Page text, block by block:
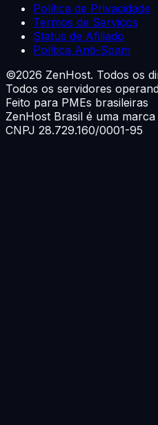
Política de Privacidade
Termos de Serviços
Status de Afiliado
Política Anti-Spam
©2026 ZenHost. Todos os
Todos os servidores
Feito para PMEs brasileiras
ZenHost Brasil é uma marca
CNPJ 28.729.160/0001-95